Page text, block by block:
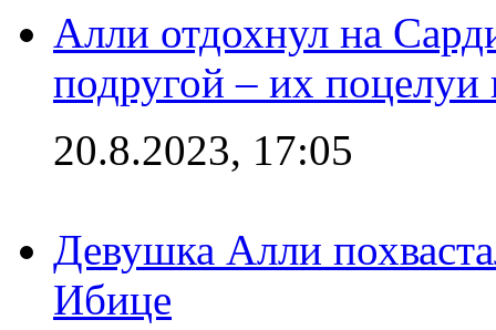
Алли отдохнул на
подругой – их поцелуи
20.8.2023, 17:05
Девушка Алли
Ибице